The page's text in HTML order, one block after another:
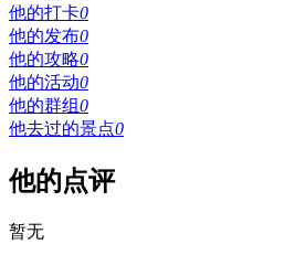
他的打卡0
他的发布0
他的攻略0
他的活动0
他的群组0
他去过的景点0
他的点评
暂无